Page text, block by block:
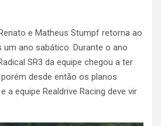
e Matheus Stumpf retorna ao
um ano sabático. Durante o ano
SR3 da equipe chegou a ter
desde então os planos
a equipe Realdrive Racing deve vir